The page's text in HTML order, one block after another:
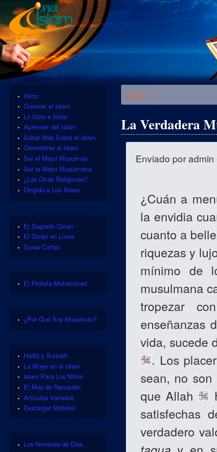
Se encuentra usted aquí
Inicio
La Verdadera
Enviado poradmin
¿Cuán a
la envidia
cuanto a
riquezas y
mínimo de
musulmana
tropezar
enseñanzas
vida, sucede
. Los
sean, no
que Allah
satisfechas
verdadero
Inicio
Conocer el Islam
Lo lícito e ilícito
Aprender del Islam
Saber Más Sobre el Islam
Convertirse al Islam
Ser el Mejor Musulmán
Ser la Mejor Musulmana
¿Las Otras Religiones?
Dirigido a Los Ateos
El Sagrado Corán
El Corán en Línea
Suras Cortas
El Profeta Muhammad
¿Por Qué Soy Musulmán?
Hadiz y Sunnah
La Mujer en el Islam
Islam Para Los Niños
El Mes de Ramadán
Artículos Variados
Descargar Material
Los Nombres de Dios